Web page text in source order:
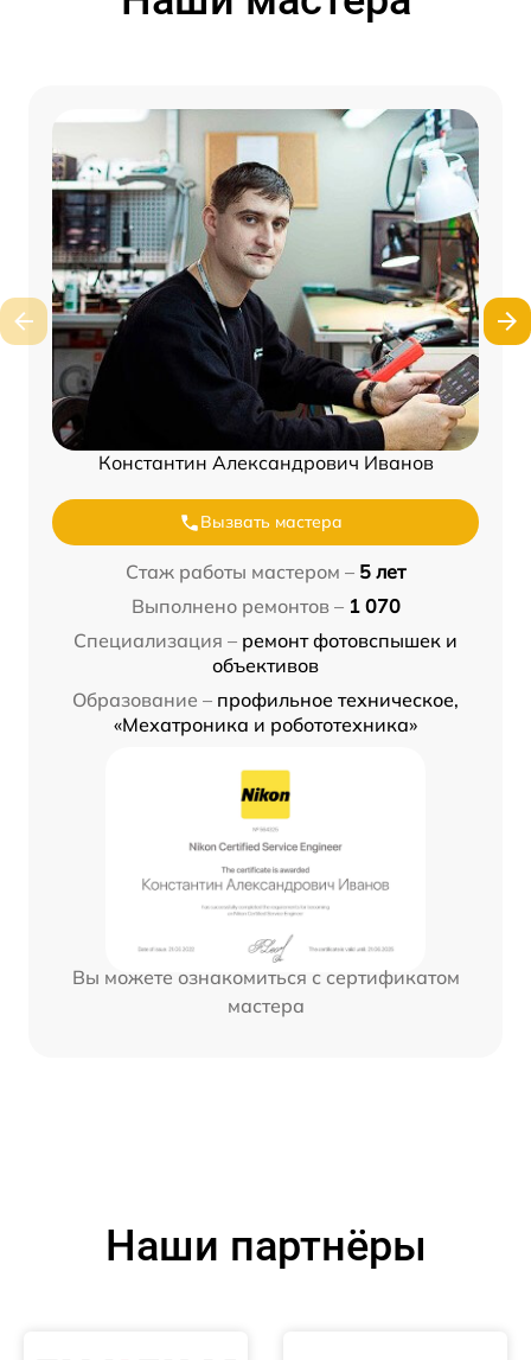
Константин Александрович Иванов
Вызвать мастера
Стаж работы мастером – 5 лет
Выполнено ремонтов – 1 070
Специализация – ремонт фотовспышек и
объективов
Образование – профильное техническое,
«Мехатроника и робототехника»
Вы можете ознакомиться с сертификатом
мастера
Наши партнёры